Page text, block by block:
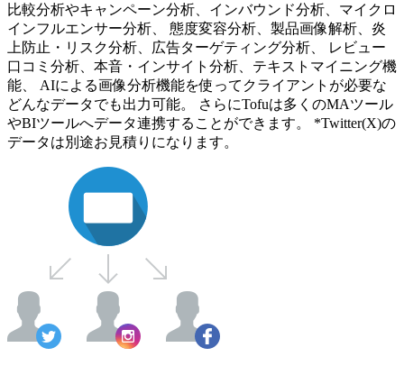
比較分析やキャンペーン分析、インバウンド分析、マイクロ
インフルエンサー分析、 態度変容分析、製品画像解析、炎
上防止・リスク分析、広告ターゲティング分析、 レビュー
口コミ分析、本音・インサイト分析、テキストマイニング機
能、 AIによる画像分析機能を使ってクライアントが必要な
どんなデータでも出力可能。 さらにTofuは多くのMAツール
やBIツールへデータ連携することができます。 *Twitter(X)の
データは別途お見積りになります。